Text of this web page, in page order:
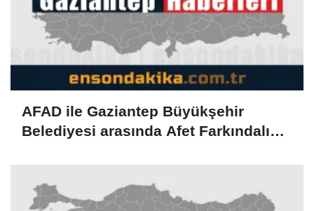
AFAD ile Gaziantep Büyükşehir
Belediyesi arasında Afet Farkındalık
protokolü